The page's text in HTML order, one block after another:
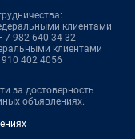
клиентами
7 982 640 34 32
клиентами
402 4056
за достоверность
объявлениях.